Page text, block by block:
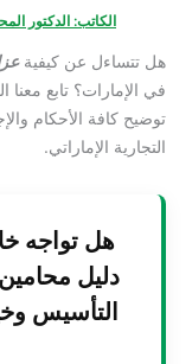
الكاتب: الدكتور
هل تتساءل عن كيفية
في الإمارات؟ تابع
توضيح كافة الأحكام
التجارية الإماراتي.
هل تواجه
دليل
التأسيس